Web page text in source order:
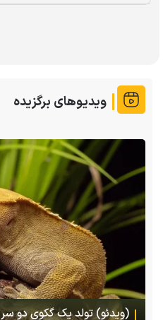
ویدیوهای برگزیده
(ویدئو) تصاویر شگفت‌انگیز
هنگام خطر یک مایع